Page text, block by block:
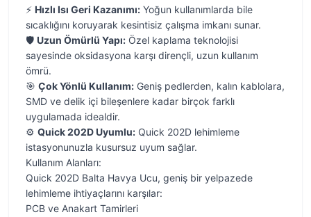
⚡ Hızlı Isı Geri Kazanımı: Yoğun kullanımlarda bile
sıcaklığını koruyarak kesintisiz çalışma imkanı sunar.
🛡️ Uzun Ömürlü Yapı: Özel kaplama teknolojisi
sayesinde oksidasyona karşı dirençli, uzun kullanım
ömrü.
🎯 Çok Yönlü Kullanım: Geniş pedlerden, kalın kablolara,
SMD ve delik içi bileşenlere kadar birçok farklı
uygulamada idealdir.
⚙️ Quick 202D Uyumlu: Quick 202D lehimleme
istasyonunuzla kusursuz uyum sağlar.
Kullanım Alanları:
Quick 202D Balta Havya Ucu, geniş bir yelpazede
lehimleme ihtiyaçlarını karşılar:
PCB ve Anakart Tamirleri